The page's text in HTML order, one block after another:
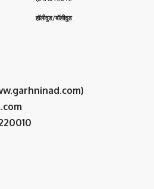
हॉलीवुड/बॉलीवुड